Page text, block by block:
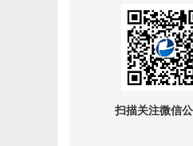
扫描关注微信